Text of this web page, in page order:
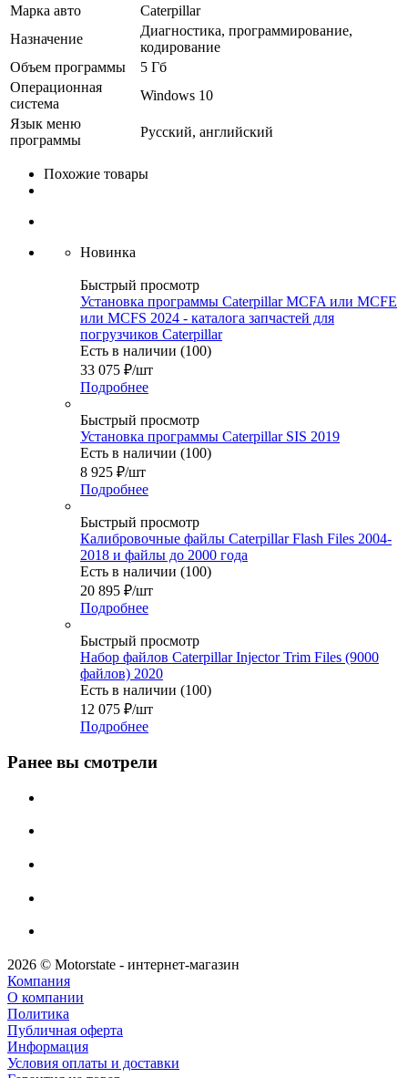
Марка авто
Caterpillar
Назначение
Диагностика, программирование,
кодирование
Объем программы
5 Гб
Операционная
система
Windows 10
Язык меню
программы
Русский, английский
Похожие товары
Новинка
Быстрый просмотр
Установка программы Caterpillar MCFA или MCFE
или MCFS 2024 - каталога запчастей для
погрузчиков Caterpillar
Есть в наличии (100)
33 075 ₽/шт
Подробнее
Быстрый просмотр
Установка программы Caterpillar SIS 2019
Есть в наличии (100)
8 925 ₽/шт
Подробнее
Быстрый просмотр
Калибровочные файлы Caterpillar Flash Files 2004-
2018 и файлы до 2000 года
Есть в наличии (100)
20 895 ₽/шт
Подробнее
Быстрый просмотр
Набор файлов Caterpillar Injector Trim Files (9000
файлов) 2020
Есть в наличии (100)
12 075 ₽/шт
Подробнее
Ранее вы смотрели
2026 © Motorstate - интернет-магазин
Компания
О компании
Политика
Публичная оферта
Информация
Условия оплаты и доставки